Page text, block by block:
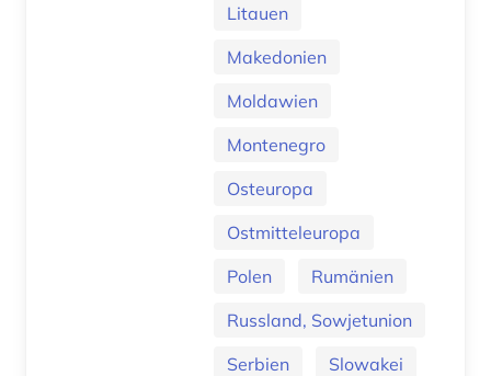
Litauen
Makedonien
Moldawien
Montenegro
Osteuropa
Ostmitteleuropa
Polen
Rumänien
Russland, Sowjetunion
Serbien
Slowakei